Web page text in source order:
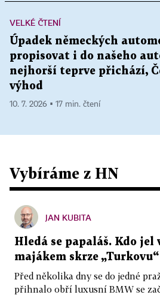
VELKÉ ČTENÍ
Úpadek německých
propisovat i do našeho
nejhorší teprve přichází,
výhod
10. 7. 2026 ▪ 17 min. čtení
Vybíráme z HN
JAN KUBITA
Hledá se papaláš. Kdo jel
majákem skrze
Před několika dny se do jedné
přihnalo obří luxusní BMW se